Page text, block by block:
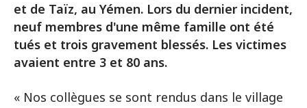
et de Taïz, au Yémen. Lors du dernier incident,
neuf membres d'une même famille ont été
tués et trois gravement blessés. Les victimes
avaient entre 3 et 80 ans.
« Nos collègues se sont rendus dans le village